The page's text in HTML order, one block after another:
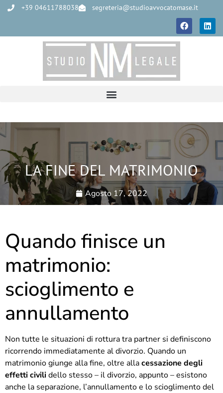
+39 04611788038 segreteria@studioavvocatomase.it
LA FINE DEL MATRIMONIO
Agosto 17, 2022
Quando finisce un
matrimonio:
scioglimento e
annullamento
Non tutte le situazioni di rottura tra partner si definiscono
ricorrendo immediatamente al divorzio. Quando un
matrimonio giunge alla fine, oltre allacessazione degli
effetti civilidello stesso– il divorzio, appunto – esistono
anche la separazione, l’annullamento e lo scioglimento del